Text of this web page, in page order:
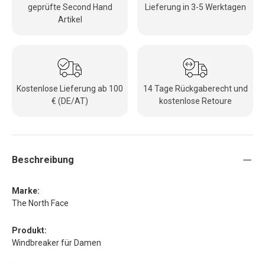
geprüfte Second Hand
Artikel
Lieferung in 3-5 Werktagen
Kostenlose Lieferung ab 100
€ (DE/AT)
14 Tage Rückgaberecht und
kostenlose Retoure
Beschreibung
Marke:
The North Face
Produkt:
Windbreaker für Damen